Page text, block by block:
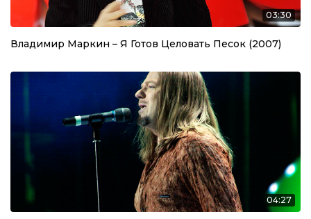
03:30
Владимир Маркин – Я Готов Целовать Песок (2007)
04:27